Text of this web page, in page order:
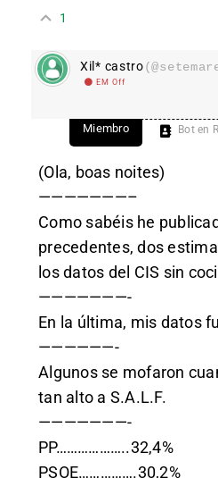
1
Xil* castro
EM Off
Miembro Bot en
(Ola, boas noites)
———————–
Como sabéis he
precedentes, dos
los datos del CIS sin
———————-
En la última, mis datos
——————-
Algunos se mofaron
tan alto a S.A.L.F.
———————-
PP………………..32,4%
PSOE…………….30,2%